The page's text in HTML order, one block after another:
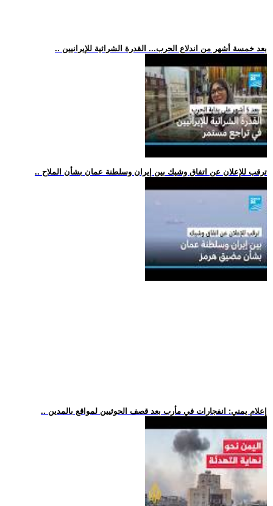
.. بعد خمسة أشهر من اندلاع الحرب... القدرة الشرائية للإيرانيين
.. ترقب للإعلان عن اتفاق وشيك بين إيران وسلطنة عمان بشأن الملاح
.. إعلام يمني: انفجارات في مأرب بعد قصف الحوثيين لمواقع بالمدين